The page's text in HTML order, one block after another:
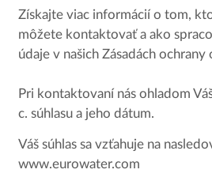
Získajte viac informácií o tom,
môžete kontaktovať a ako
údaje v našich Zásadách
Pri kontaktovaní nás ohladom
c. súhlasu a jeho dátum.
Váš súhlas sa vzťahuje na
www.eurowater.com